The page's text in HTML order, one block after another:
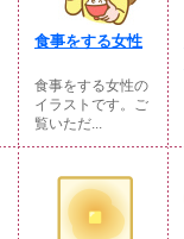
食事をする女性
食事をする女性の
イラストです。ご
覧いただ...